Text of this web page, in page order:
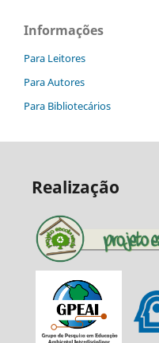
Informações
Para Leitores
Para Autores
Para Bibliotecários
Realização